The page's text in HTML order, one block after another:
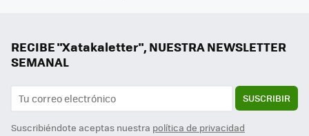
RECIBE "Xatakaletter", NUESTRA NEWSLETTER
SEMANAL
SUSCRIBIR
Suscribiéndote aceptas nuestra política de privacidad